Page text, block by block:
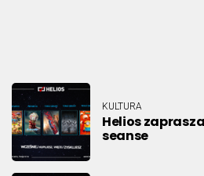
KULTURA
Helios
seanse